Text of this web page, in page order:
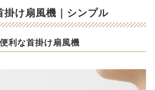
掛け扇風機｜シンプル
利な首掛け扇風機